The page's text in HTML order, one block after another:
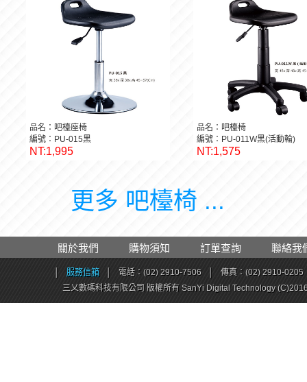
品名：吧檯座椅
編號：PU-015黑
NT:1,995
品名：吧檯椅
編號：PU-011W黑(活動輪)
NT:1,575
更多 吧檯椅 ...
關於我們 購物須知 訂單查詢 聯絡我
服務信箱 電話：(02) 2910-7506
傳真：(02) 2910-0205
三乂數碼科技有限公司 版權所有 SanYi Digital Technology